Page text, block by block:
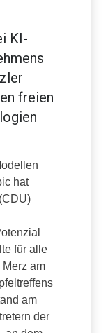
KI-
freien
hat
für alle
am
am
der